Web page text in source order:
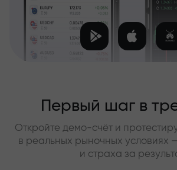
Первый шаг в
Откройте демо-счёт и
в реальных рыночных условиях
и страха за